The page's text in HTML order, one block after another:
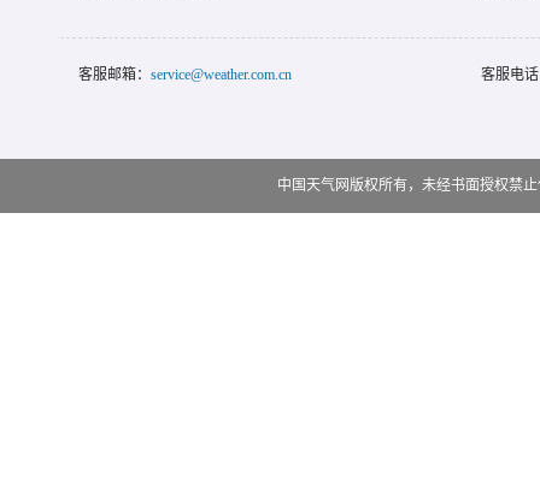
客服邮箱： service@weather.com.cn 客服电
中国天气网版权所有，未经书面授权